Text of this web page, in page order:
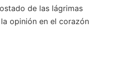
de las lágrimas
opinión en el corazón